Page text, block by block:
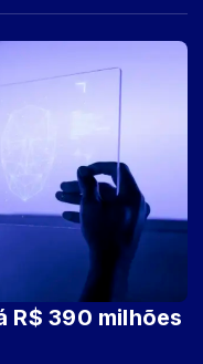
R$ 390 milhões